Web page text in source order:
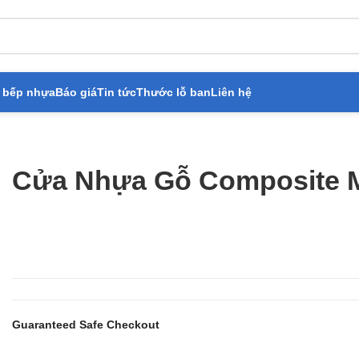
bếp nhựaBáo giáTin tứcThước lỗ banLiên hệ
Cửa Nhựa Gỗ Composite
Guaranteed Safe Checkout